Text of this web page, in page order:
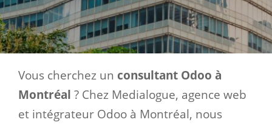
Vous cherchez un consultant Odoo à
Montréal ? Chez Medialogue, agence web
et intégrateur Odoo à Montréal, nous